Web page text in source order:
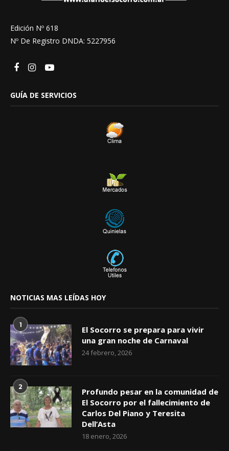
Edición Nº 618
Nº De Registro DNDA: 5227956
GUÍA DE SERVICIOS
NOTICIAS MAS LEÍDAS HOY
1
El Socorro se prepara para vivir
una gran noche de Carnaval
24 febrero, 2026
2
Profundo pesar en la comunidad de
El Socorro por el fallecimiento de
Carlos Del Piano y Teresita
Dell’Asta
18 enero, 2026